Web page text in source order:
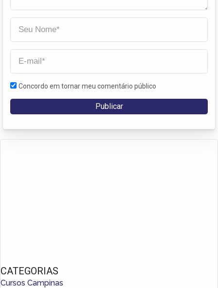
Concordo em tornar meu comentário público
CATEGORIAS
Cursos Campinas